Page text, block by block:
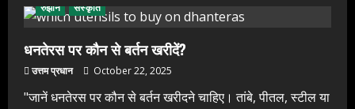
IQ00
15:
युग
का
नया
डिज़ाइन
रुझान संस्कृति
धनतेरस पर कौन से बर्तन खरीदें?
उत्तम प्रधान October 22, 2025
"जानें धनतेरस पर कौन से बर्तन खरीदने चाहिए। तांबे, पीतल, स्टील या